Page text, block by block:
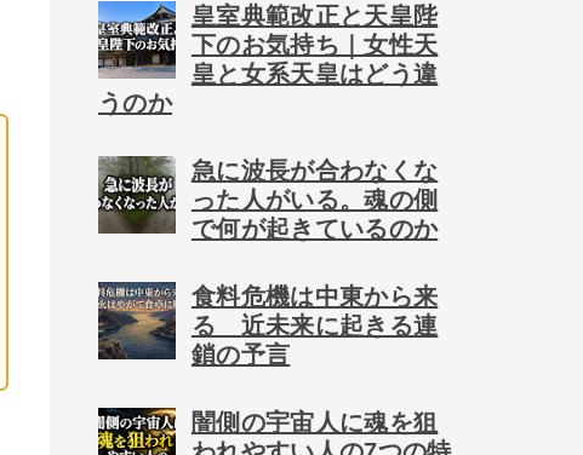
皇室典範改正と天皇陛
下のお気持ち｜女性天
皇と女系天皇はどう違
うのか
急に波長が合わなくな
った人がいる。魂の側
で何が起きているのか
食料危機は中東から来
る 近未来に起きる連
鎖の予言
闇側の宇宙人に魂を狙